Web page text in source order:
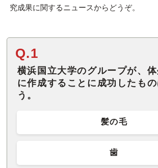
究成果に関するニュースからどうぞ。
Q.1
横浜国立大学のグループが、
に作成することに成功したも
う。
髪の毛
歯